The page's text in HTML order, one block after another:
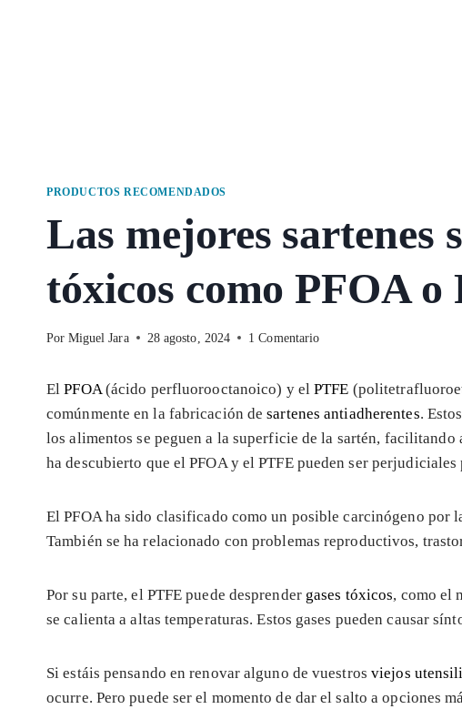
PRODUCTOS RECOMENDADOS
Las mejores sartenes
tóxicos como PFOA o
Por Miguel Jara 28 agosto, 2024 1 Comentario
ElPFOA(ácido perfluorooctanoico) y elPTFE
comúnmente en la fabricación desartenes antiadherentes.
los alimentos se peguen a la superficie de la sartén,
ha descubierto que el PFOA y el PTFE pueden ser
El PFOA ha sido clasificado como un posible carcinógeno por
También se ha relacionado con problemas reproductivos,
Por su parte, el PTFE puede desprender gases tóxicos, como el
se calienta a altas temperaturas. Estos gases pueden causar
Si estáis pensando en renovar alguno de vuestros viejos
ocurre. Pero puede ser el momento de dar el salto a opciones